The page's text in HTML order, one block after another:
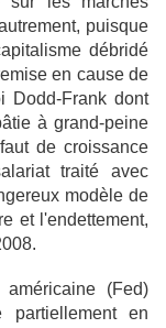
puisque
débridé
en cause de
Dodd-Frank dont
à grand-peine
de croissance
traité avec
modèle de
et l'endettement,
(Fed)
partiellement en